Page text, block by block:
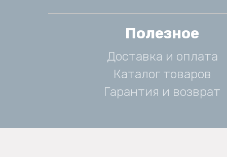
Полезное
Доставка и оплата
Каталог товаров
Гарантия и возврат